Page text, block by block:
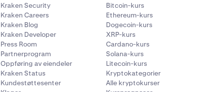
Kraken Security
Kraken Careers
Kraken Blog
Kraken Developer
Press Room
Partnerprogram
Oppføring av eiendeler
Kraken Status
Kundestøttesenter
Bitcoin-kurs
Ethereum-kurs
Dogecoin-kurs
XRP-kurs
Cardano-kurs
Solana-kurs
Litecoin-kurs
Kryptokategorier
Alle kryptokurser